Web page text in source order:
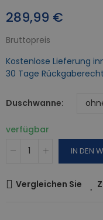
289,99 €
Bruttopreis
Kostenlose Lieferung
30 Tage
Duschwanne
verfügbar
IN DEN
Vergleichen Sie